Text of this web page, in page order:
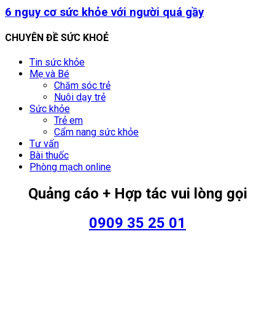
6 nguy cơ sức khỏe với người quá gầy
CHUYÊN ĐỀ SỨC KHOẺ
Tin sức khỏe
Mẹ và Bé
Chăm sóc trẻ
Nuôi dạy trẻ
Sức khỏe
Trẻ em
Cẩm nang sức khỏe
Tư vấn
Bài thuốc
Phòng mạch online
Quảng cáo + Hợp tác vui lòng gọi
0909 35 25 01